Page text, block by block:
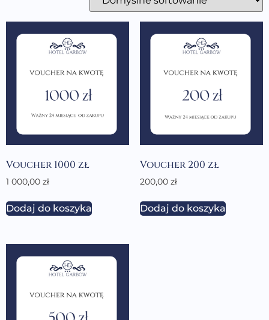
Voucher 1000 zł
1 000,00 zł
Dodaj do koszyka
Voucher 200 zł
200,00 zł
Dodaj do koszyka